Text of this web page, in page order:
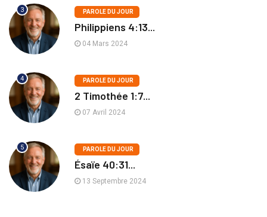
3 PAROLE DU JOUR
Philippiens 4:13...
04 Mars 2024
4 PAROLE DU JOUR
2 Timothée 1:7...
07 Avril 2024
5 PAROLE DU JOUR
Ésaïe 40:31...
13 Septembre 2024